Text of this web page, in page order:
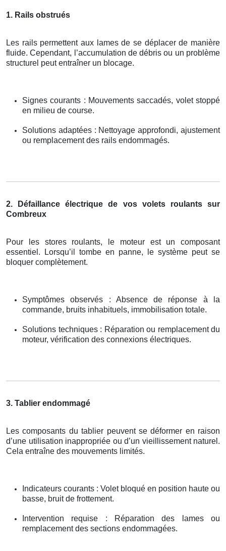
1. Rails obstrués
Les rails permettent aux lames de se déplacer de manière
fluide. Cependant, l’accumulation de débris ou un problème
structurel peut entraîner un blocage.
Signes courants : Mouvements saccadés, volet stoppé
en milieu de course.
Solutions adaptées : Nettoyage approfondi, ajustement
ou remplacement des rails endommagés.
2. Défaillance électrique de vos volets roulants sur
Combreux
Pour les stores roulants, le moteur est un composant
essentiel. Lorsqu’il tombe en panne, le système peut se
bloquer complètement.
Symptômes observés : Absence de réponse à la
commande, bruits inhabituels, immobilisation totale.
Solutions techniques : Réparation ou remplacement du
moteur, vérification des connexions électriques.
3. Tablier endommagé
Les composants du tablier peuvent se déformer en raison
d’une utilisation inappropriée ou d’un vieillissement naturel.
Cela entraîne des mouvements limités.
Indicateurs courants : Volet bloqué en position haute ou
basse, bruit de frottement.
Intervention requise : Réparation des lames ou
remplacement des sections endommagées.